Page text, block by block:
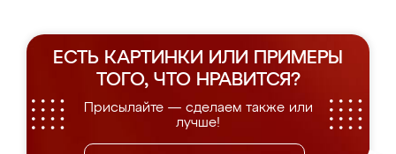
ЕСТЬ КАРТИНКИ ИЛИ ПРИМЕРЫ
ТОГО, ЧТО НРАВИТСЯ?
Присылайте — сделаем также или
лучше!